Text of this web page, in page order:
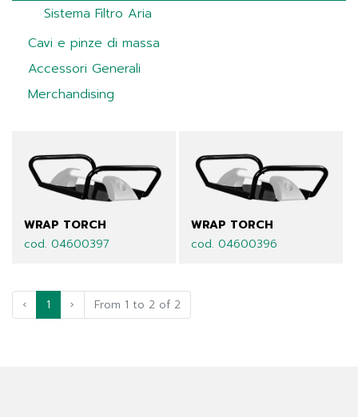
Sistema Filtro Aria
Cavi e pinze di massa
Accessori Generali
Merchandising
WRAP TORCH
cod. 04600397
WRAP TORCH
cod. 04600396
‹ 1 › From 1 to 2 of 2